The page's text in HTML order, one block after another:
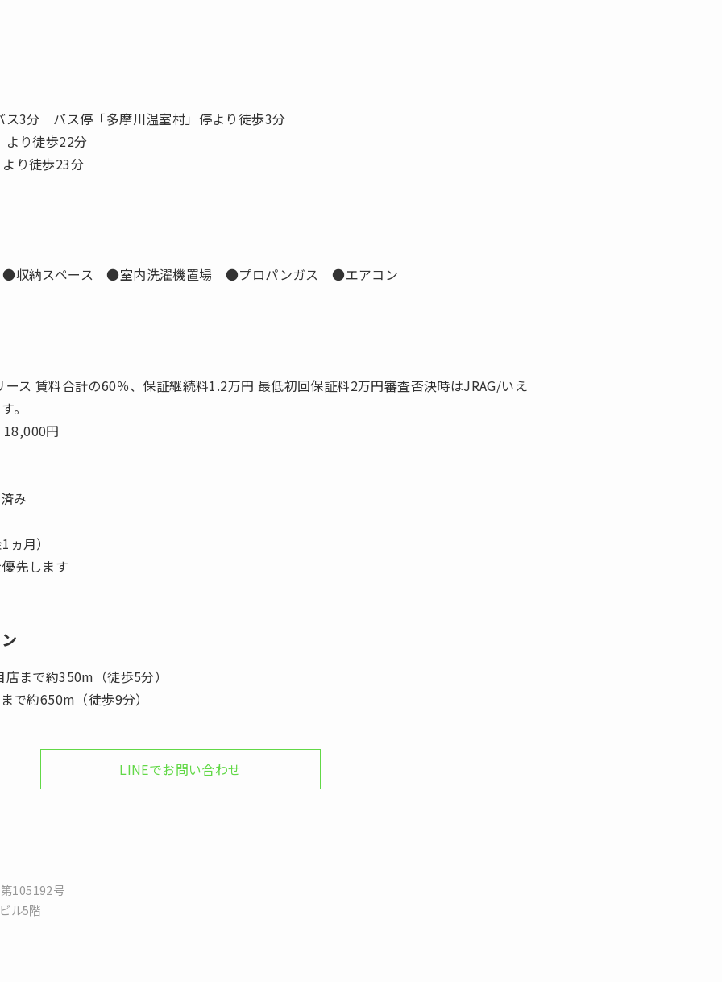
3分 バス停「多摩川温室村」停より徒歩3分
り徒歩22分
り徒歩23分
納スペース ●室内洗濯機置場 ●プロパンガス ●エアコン
ス 賃料合計の60％、保証継続料1.2万円 最低初回保証料2万円審査否決時はJRAG/いえ
。
円
み
月）
先します
まで約350m（徒歩5分）
で約650m（徒歩9分）
LINEでお問い合わせ
105192号
ル5階